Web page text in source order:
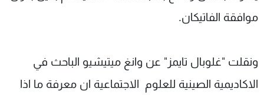
موافقة الفاتيكان.
ونقلت "غلوبال تايمز" عن وانغ ميتيشيو الباحث في
الاكاديمية الصينية للعلوم الاجتماعية ان معرفة ما اذا